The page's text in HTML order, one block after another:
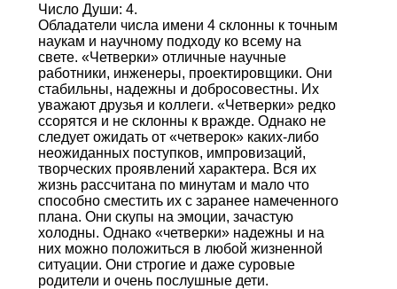
Число Души: 4.
Обладатели числа имени 4 склонны к точным
наукам и научному подходу ко всему на
свете. «Четверки» отличные научные
работники, инженеры, проектировщики. Они
стабильны, надежны и добросовестны. Их
уважают друзья и коллеги. «Четверки» редко
ссорятся и не склонны к вражде. Однако не
следует ожидать от «четверок» каких-либо
неожиданных поступков, импровизаций,
творческих проявлений характера. Вся их
жизнь рассчитана по минутам и мало что
способно сместить их с заранее намеченного
плана. Они скупы на эмоции, зачастую
холодны. Однако «четверки» надежны и на
них можно положиться в любой жизненной
ситуации. Они строгие и даже суровые
родители и очень послушные дети.